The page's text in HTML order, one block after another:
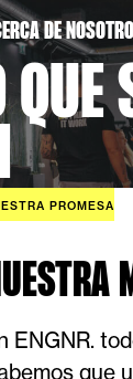
DE
QUE
PROMESA
ENGNR.
que